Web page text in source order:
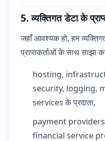
5. व्यक्तिगत डेटा के
जहाँ आवश्यक हो, हम
प्राप्तकर्ताओं के साथ साझा
hosting,
security, logging,
services के प्रदाता,
payment
financial service